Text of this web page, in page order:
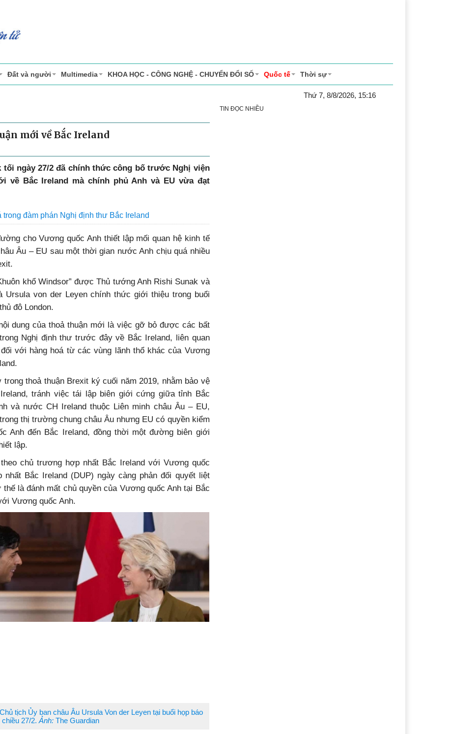
Đất và người Multimedia KHOA HỌC - CÔNG NGHỆ - CHUYỂN ĐỔI SỐ Quốc tế Thời sự
Thứ 7, 8/8/2026, 15:16
mới về Bắc Ireland
tối ngày 27/2 đã chính thức công bố trước Nghị viện
về Bắc Ireland mà chính phủ Anh và EU vừa đạt
đàm phán Nghị định thư Bắc Ireland
cho Vương quốc Anh thiết lập mối quan hệ kinh tế
Âu – EU sau một thời gian nước Anh chịu quá nhiều
khổ Windsor” được Thủ tướng Anh Rishi Sunak và
Ursula von der Leyen chính thức giới thiệu trong buổi
đô London.
dung của thoả thuận mới là việc gỡ bỏ được các bất
Nghị định thư trước đây về Bắc Ireland, liên quan
với hàng hoá từ các vùng lãnh thổ khác của Vương
thoả thuận Brexit ký cuối năm 2019, nhằm bảo vệ
tránh việc tái lập biên giới cứng giữa tỉnh Bắc
và nước CH Ireland thuộc Liên minh châu Âu – EU,
thị trường chung châu Âu nhưng EU có quyền kiểm
Anh đến Bắc Ireland, đồng thời một đường biên giới
lập.
chủ trương hợp nhất Bắc Ireland với Vương quốc
Bắc Ireland (DUP) ngày càng phản đối quyết liệt
là đánh mất chủ quyền của Vương quốc Anh tại Bắc
Vương quốc Anh.
tịch Ủy ban châu Âu Ursula Von der Leyen tại buổi họp báo
chiều 27/2.Ảnh:The Guardian
TIN ĐỌC NHIỀU